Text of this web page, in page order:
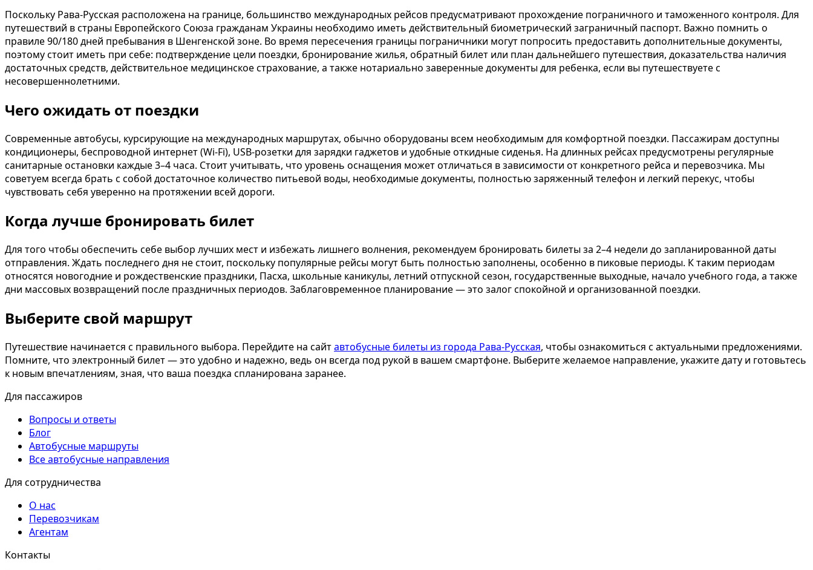
Поскольку Рава-Русская расположена на границе, большинство международных рейсов предусматривают прохождение пограничного и таможенного контроля. Для
путешествий в страны Европейского Союза гражданам Украины необходимо иметь действительный биометрический заграничный паспорт. Важно помнить о
правиле 90/180 дней пребывания в Шенгенской зоне. Во время пересечения границы пограничники могут попросить предоставить дополнительные документы,
поэтому стоит иметь при себе: подтверждение цели поездки, бронирование жилья, обратный билет или план дальнейшего путешествия, доказательства наличия
достаточных средств, действительное медицинское страхование, а также нотариально заверенные документы для ребенка, если вы путешествуете с
несовершеннолетними.
Чего ожидать от поездки
Современные автобусы, курсирующие на международных маршрутах, обычно оборудованы всем необходимым для комфортной поездки. Пассажирам доступны
кондиционеры, беспроводной интернет (Wi-Fi), USB-розетки для зарядки гаджетов и удобные откидные сиденья. На длинных рейсах предусмотрены регулярные
санитарные остановки каждые 3–4 часа. Стоит учитывать, что уровень оснащения может отличаться в зависимости от конкретного рейса и перевозчика. Мы
советуем всегда брать с собой достаточное количество питьевой воды, необходимые документы, полностью заряженный телефон и легкий перекус, чтобы
чувствовать себя уверенно на протяжении всей дороги.
Когда лучше бронировать билет
Для того чтобы обеспечить себе выбор лучших мест и избежать лишнего волнения, рекомендуем бронировать билеты за 2–4 недели до запланированной даты
отправления. Ждать последнего дня не стоит, поскольку популярные рейсы могут быть полностью заполнены, особенно в пиковые периоды. К таким периодам
относятся новогодние и рождественские праздники, Пасха, школьные каникулы, летний отпускной сезон, государственные выходные, начало учебного года, а также
дни массовых возвращений после праздничных периодов. Заблаговременное планирование — это залог спокойной и организованной поездки.
Выберите свой маршрут
Путешествие начинается с правильного выбора. Перейдите на сайтавтобусные билеты из города Рава-Русская, чтобы ознакомиться с актуальными предложениями.
Помните, что электронный билет — это удобно и надежно, ведь он всегда под рукой в вашем смартфоне. Выберите желаемое направление, укажите дату и готовьтесь
к новым впечатлениям, зная, что ваша поездка спланирована заранее.
Для пассажиров
Вопросы и ответы
Блог
Автобусные маршруты
Все автобусные направления
Для сотрудничества
О нас
Перевозчикам
Агентам
Контакты